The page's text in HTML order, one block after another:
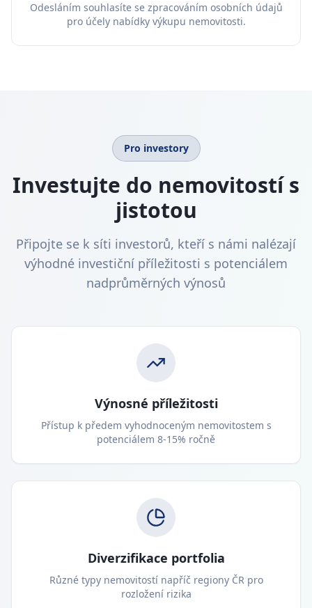
Odesláním souhlasíte se zpracováním osobních údajů
pro účely nabídky výkupu nemovitosti.
Pro investory
Investujte do nemovitostí s
jistotou
Připojte se k síti investorů, kteří s námi nalézají
výhodné investiční příležitosti s potenciálem
nadprůměrných výnosů
Výnosné příležitosti
Přístup k předem vyhodnoceným nemovitostem s
potenciálem 8-15% ročně
Diverzifikace portfolia
Různé typy nemovitostí napříč regiony ČR pro
rozložení rizika